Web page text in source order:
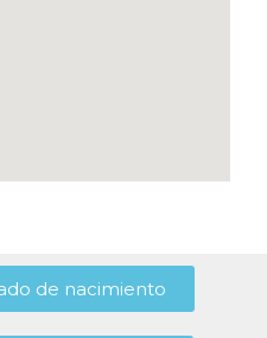
de nacimiento